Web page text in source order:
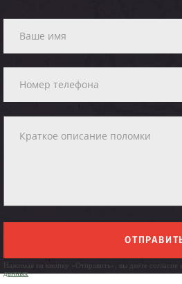
Нажимая на кнопку «Отправить», вы даете согласие
данных